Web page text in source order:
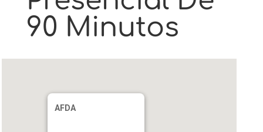
90 Minutos
AFDA